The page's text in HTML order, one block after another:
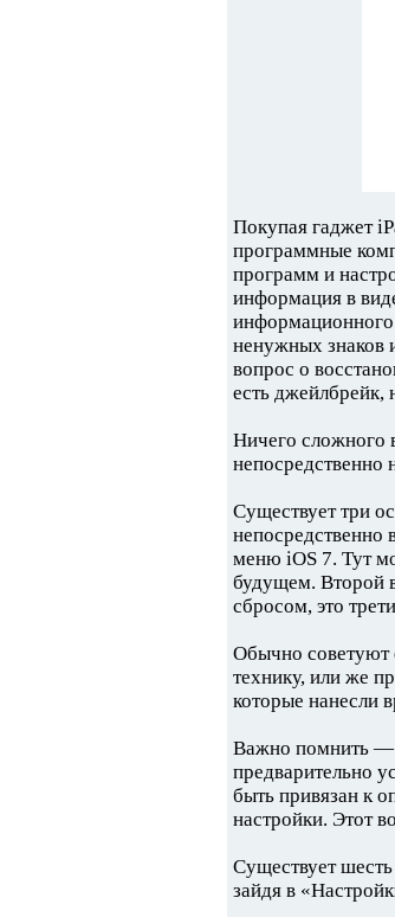
Покупая гаджет
программные
программ и
информация в
информационного
ненужных знаков
вопрос о
есть
Ничего сложного
непосредственно
Существует три
непосредственно
меню iOS 7. Тут
будущем. Второй
сбросом, это
Обычно советуют
технику, или же
которые нанесли
Важно помнить —
предварительно
быть привязан к
настройки. Этот
Существует
зайдя в